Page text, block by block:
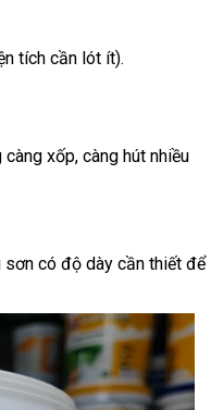
tích cần lót ít).
xốp, càng hút nhiều
có độ dày cần thiết để